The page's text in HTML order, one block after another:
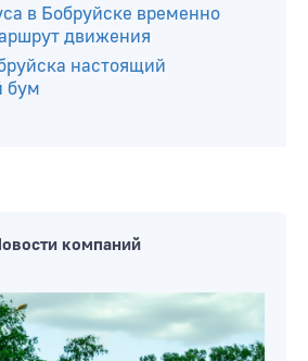
в Бобруйске временно
движения
настоящий
бум
компаний